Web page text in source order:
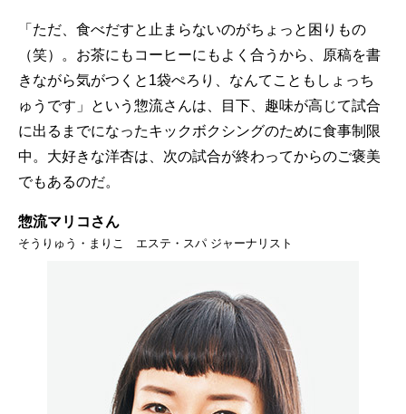
「ただ、食べだすと止まらないのがちょっと困りもの
（笑）。お茶にもコーヒーにもよく合うから、原稿を書
きながら気がつくと1袋ぺろり、なんてこともしょっち
ゅうです」という惣流さんは、目下、趣味が高じて試合
に出るまでになったキックボクシングのために食事制限
中。大好きな洋杏は、次の試合が終わってからのご褒美
でもあるのだ。
惣流マリコさん
そうりゅう・まりこ エステ・スパ ジャーナリスト